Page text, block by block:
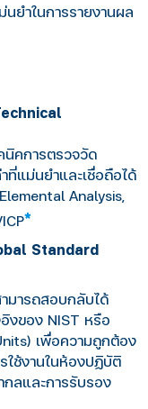
ยำในการรายงานผล
นิคการตรวจวัด
ที่แม่นยำและเชื่อถือได้
Analysis,
*
Standard
มารถสอบกลับได้
งของ NIST หรือ
เพื่อความถูกต้อง
ใช้งานในห้องปฏิบัติ
กลและการรับรอง